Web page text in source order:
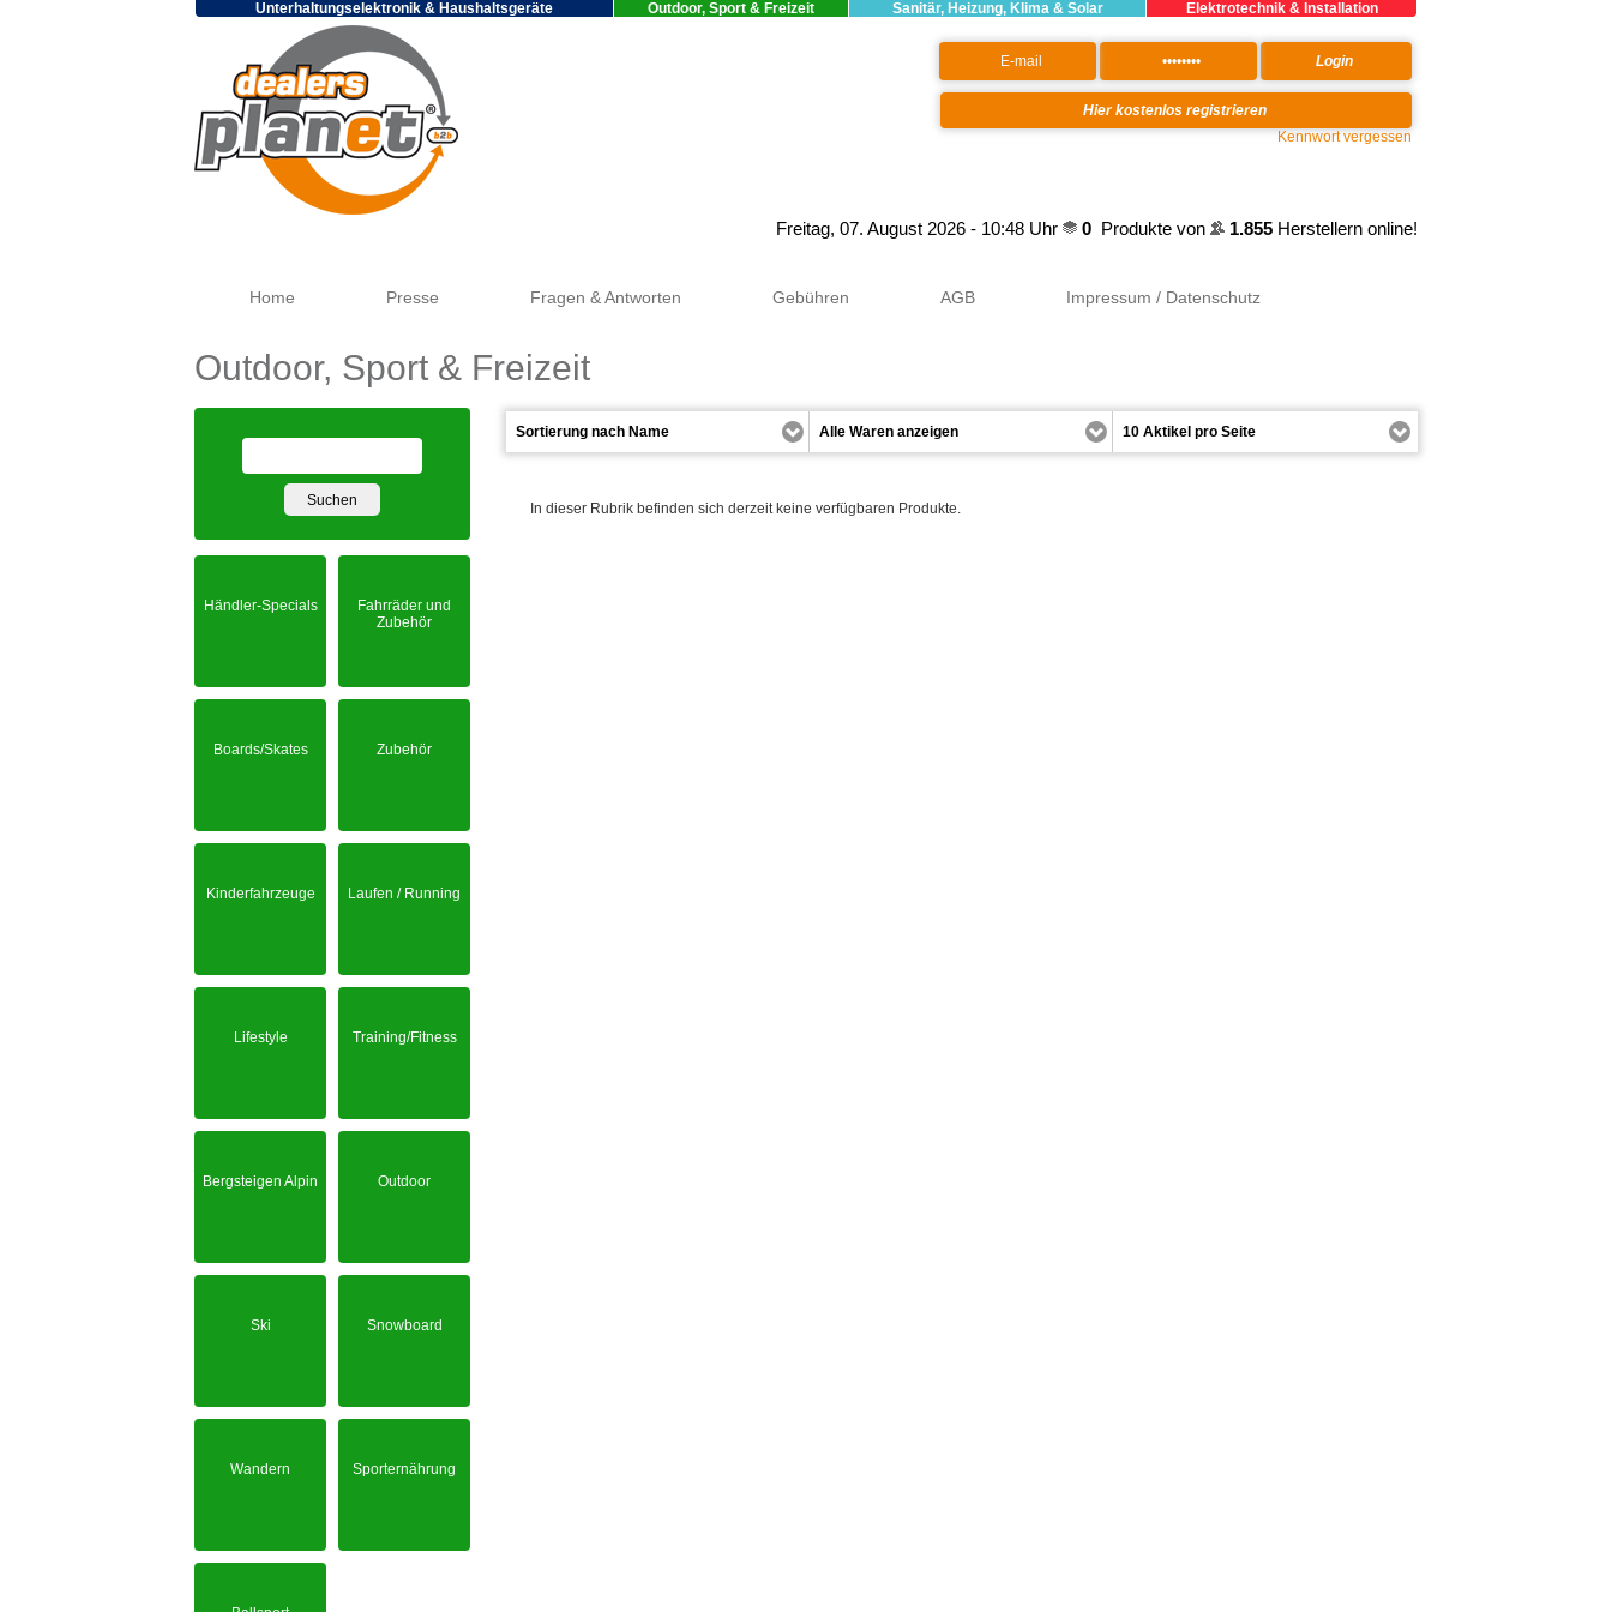
Unterhaltungselektronik & Haushaltsgeräte Outdoor, Sport & Freizeit Sanitär, Heizung, Klima & Solar Elektrotechnik & Installation
Kennwort vergessen
Freitag, 07. August 2026 - 10:48 Uhr 0 Produkte von 1.855 Herstellern online!
Home Presse Fragen & Antworten Gebühren AGB Impressum / Datenschutz
Outdoor, Sport & Freizeit
In dieser Rubrik befinden sich derzeit keine verfügbaren Produkte.
Händler-Specials
Fahrräder und
Zubehör
Boards/Skates Zubehör
Kinderfahrzeuge Laufen / Running
Lifestyle Training/Fitness
Bergsteigen Alpin Outdoor
Ski Snowboard
Wandern Sporternährung